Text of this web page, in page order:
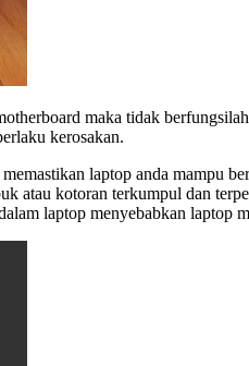
maka tidak
kerosakan.
laptop anda mampu
atau kotoran terkumpul dan
laptop menyebabkan laptop